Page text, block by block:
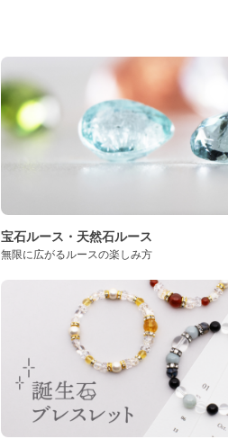
宝石ルース・天然石ルース
無限に広がるルースの楽しみ方